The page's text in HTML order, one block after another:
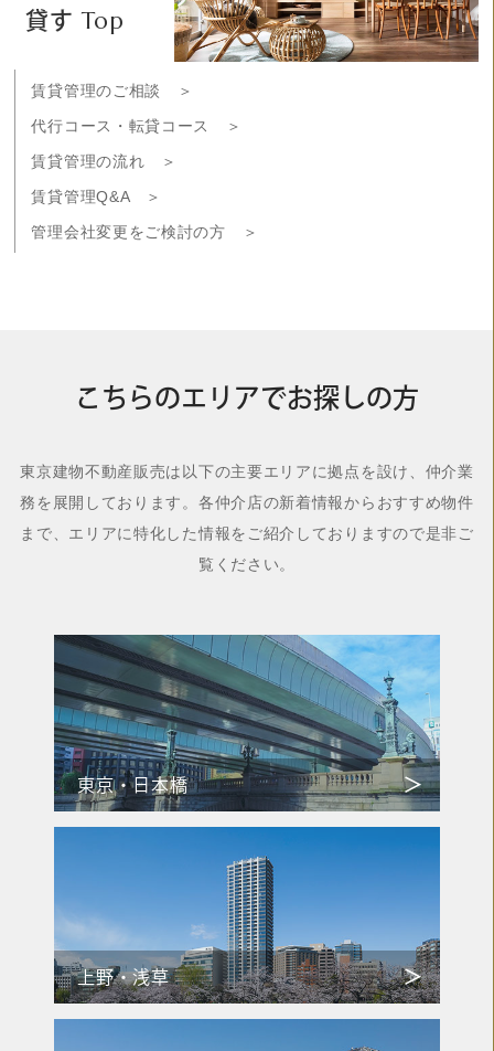
貸す Top
賃貸管理のご相談 ＞
代行コース・転貸コース ＞
賃貸管理の流れ ＞
賃貸管理Q&A ＞
管理会社変更をご検討の方 ＞
こちらのエリアでお探しの方
東京建物不動産販売は以下の主要エリアに拠点を設け、仲介業
務を展開しております。各仲介店の新着情報からおすすめ物件
まで、エリアに特化した情報をご紹介しておりますので是非ご
覧ください。
東京・日本橋
上野・浅草